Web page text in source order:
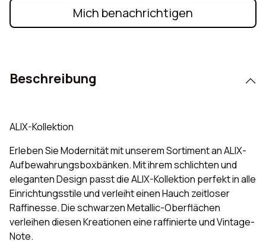
Mich benachrichtigen
Beschreibung
ALIX-Kollektion
Erleben Sie Modernität mit unserem Sortiment an ALIX-
Aufbewahrungsboxbänken. Mit ihrem schlichten und
eleganten Design passt die ALIX-Kollektion perfekt in alle
Einrichtungsstile und verleiht einen Hauch zeitloser
Raffinesse. Die schwarzen Metallic-Oberflächen
verleihen diesen Kreationen eine raffinierte und Vintage-
Note.